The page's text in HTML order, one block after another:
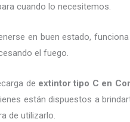
cuando lo necesitemos.
en buen estado,
el fuego.
de extintor tipo C en
están dispuestos a
de utilizarlo.